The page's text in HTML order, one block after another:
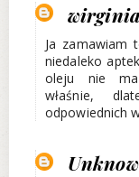
wirginia
Ja
niedaleko
oleju nie ma
właśnie,
odpowiednich